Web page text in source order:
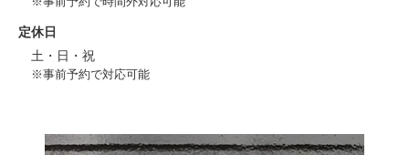
定休日
土・日・祝
※事前予約で対応可能